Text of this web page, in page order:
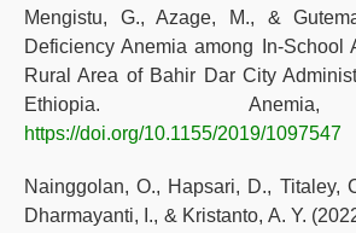
Mengistu, G., Azage, M., &
Deficiency Anemia among In-School
Rural Area of Bahir Dar City
Ethiopia.
https://doi.org/10.1155/2019/1097547
Nainggolan, O., Hapsari, D., Titaley,
Dharmayanti, I., & Kristanto, A. Y.